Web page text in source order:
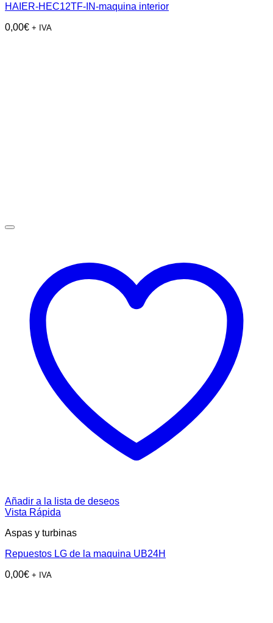
HAIER-HEC12TF-IN-maquina interior
0,00€ + IVA
Añadir a la lista de deseos
Vista Rápida
Aspas y turbinas
Repuestos LG de la maquina UB24H
0,00€ + IVA